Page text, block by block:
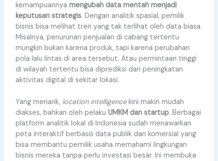
kemampuannya mengubah data mentah menjadi
keputusan strategis. Dengan analitik spasial, pemilik
bisnis bisa melihat tren yang tak terlihat oleh data biasa.
Misalnya, penurunan penjualan di cabang tertentu
mungkin bukan karena produk, tapi karena perubahan
pola lalu lintas di area tersebut. Atau permintaan tinggi
di wilayah tertentu bisa diprediksi dari peningkatan
aktivitas digital di sekitar lokasi.
Yang menarik, location intelligencekini makin mudah
diakses, bahkan oleh pelaku UMKM dan startup. Berbagai
platform analitik lokal di Indonesia sudah menawarkan
peta interaktif berbasis data publik dan komersial yang
bisa membantu pemilik usaha memahami lingkungan
bisnis mereka tanpa perlu investasi besar. Ini membuka